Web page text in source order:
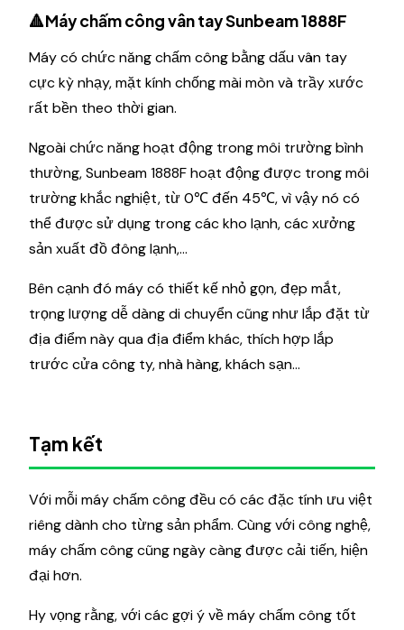
🔺Máy chấm công vân tay Sunbeam 1888F
Máy có chức năng chấm công bằng dấu vân tay
cực kỳ nhạy, mặt kính chống mài mòn và trầy xước
rất bền theo thời gian.
Ngoài chức năng hoạt động trong môi trường bình
thường, Sunbeam 1888F hoạt động được trong môi
trường khắc nghiệt, từ 0℃ đến 45℃, vì vậy nó có
thể được sử dụng trong các kho lạnh, các xưởng
sản xuất đồ đông lạnh,…
Bên cạnh đó máy có thiết kế nhỏ gọn, đẹp mắt,
trọng lượng dễ dàng di chuyển cũng như lắp đặt từ
địa điểm này qua địa điểm khác, thích hợp lắp
trước cửa công ty, nhà hàng, khách sạn…
Tạm kết
Với mỗi máy chấm công đều có các đặc tính ưu việt
riêng dành cho từng sản phẩm. Cùng với công nghệ,
máy chấm công cũng ngày càng được cải tiến, hiện
đại hơn.
Hy vọng rằng, với các gợi ý về máy chấm công tốt